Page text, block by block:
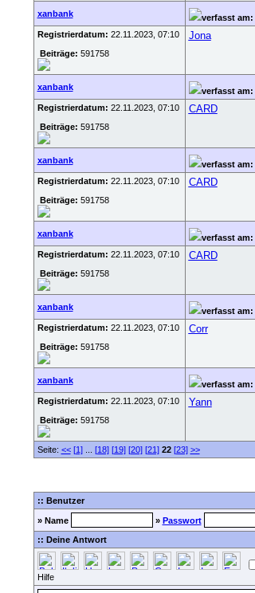
xanbank verfasst am:
Registrierdatum: 22.11.2023, 07:10
Beiträge: 591758
Jona
xanbank verfasst am:
Registrierdatum: 22.11.2023, 07:10
Beiträge: 591758
CARD
xanbank verfasst am:
Registrierdatum: 22.11.2023, 07:10
Beiträge: 591758
CARD
xanbank verfasst am:
Registrierdatum: 22.11.2023, 07:10
Beiträge: 591758
CARD
xanbank verfasst am:
Registrierdatum: 22.11.2023, 07:10
Beiträge: 591758
Corr
xanbank verfasst am:
Registrierdatum: 22.11.2023, 07:10
Beiträge: 591758
Yann
Seite: << [1]... [18] [19] [20] [21] 22 [23] >>
:: Benutzer
» Name » Passwort
:: Deine Antwort
Hilfe